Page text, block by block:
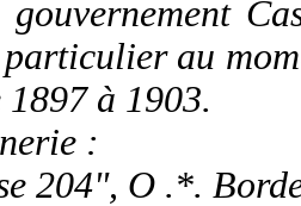
au
à 1903.
:
204", O .*.